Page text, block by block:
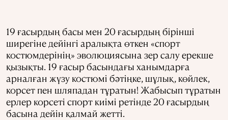
19 ғасырдың басы мен 20 ғасырдың бірінші
ширегіне дейінгі аралықта өткен «спорт
костюмдерінің» эволюциясына зер салу ерекше
қызықты. 19 ғасыр басындағы ханымдарға
арналған жүзу костюмі бәтіңке, шұлық, көйлек,
корсет пен шляпадан тұратын! Жабысып тұратын
ерлер корсеті спорт киімі ретінде 20 ғасырдың
басына дейін қалмай жетті.